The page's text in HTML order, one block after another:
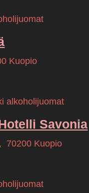
Kuopio
alkoholijuomat
Savonia
, 70200 Kuopio